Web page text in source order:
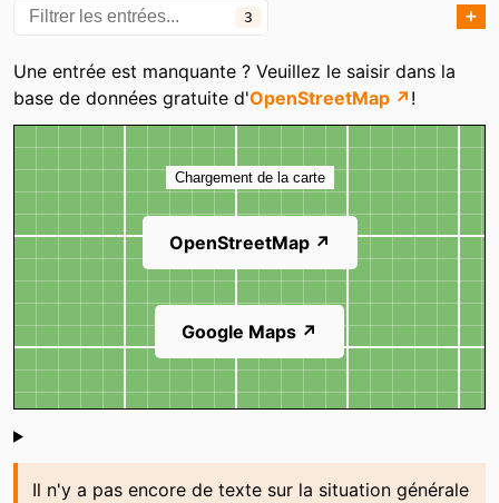
3 ➕
Catégories
Une entrée est manquante ? Veuillez le saisir dans la
base de données gratuite d'OpenStreetMap ↗ !
Carte
Chargement de la carte
OpenStreetMap ↗
Google Maps ↗
Shoutbox
Il n'y a pas encore de texte sur la situation générale